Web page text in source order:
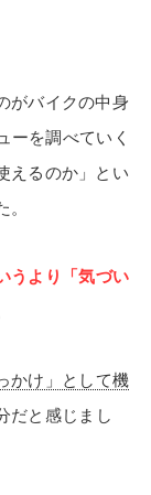
がバイクの中身
ーを調べていく
えるのか」とい
うより「気づい
かけ」として機
だと感じまし